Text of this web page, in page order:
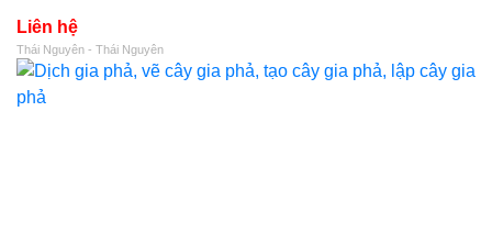
Liên hệ
Thái Nguyên - Thái Nguyên